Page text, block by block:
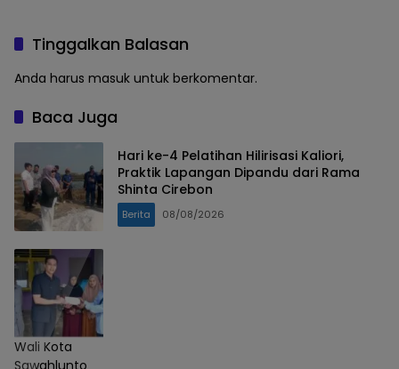
Tinggalkan Balasan
Anda harus masuk untuk berkomentar.
Baca Juga
Hari ke-4 Pelatihan Hilirisasi Kaliori,
Praktik Lapangan Dipandu dari Rama
Shinta Cirebon
Berita 08/08/2026
Wali Kota
Sawahlunto